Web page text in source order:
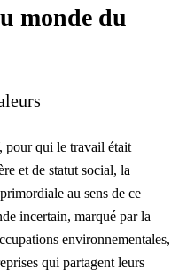
monde du
pour qui le travail était
et de statut social, la
au sens de ce
incertain, marqué par la
environnementales,
qui partagent leurs